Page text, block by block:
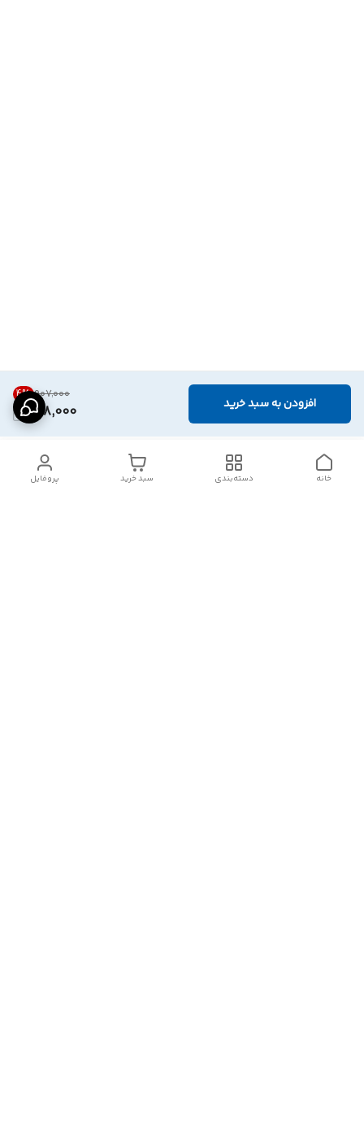
۹۰۷٬۰۰۰ 4%
868,000 افزودن به سبد خرید
پروفایل سبد خرید دسته‌بندی خانه